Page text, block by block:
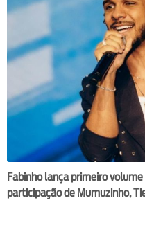
Fabinho lança primeiro volume
participação de Mumuzinho,